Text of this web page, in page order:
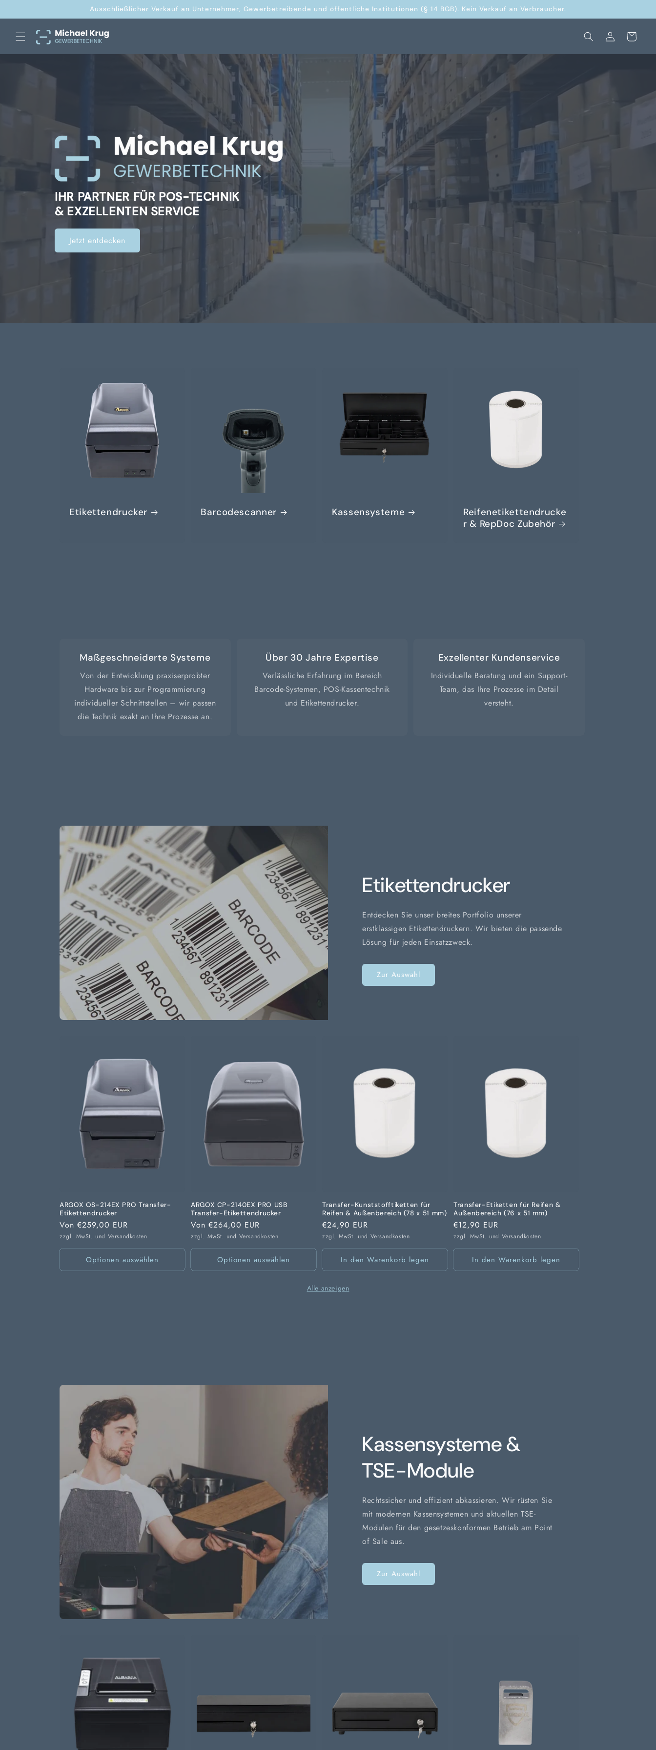
Inhalt
Ausschließlicher Verkauf an Unternehmer, Gewerbetreibende und öffentliche Institutionen (§ 14 BGB). Kein Verkauf an Verbraucher.
EinloggenWarenkorb
IHR PARTNER FÜR POS-TECHNIK
& EXZELLENTEN SERVICE
Jetzt entdecken
Etikettendrucker Barcodescanner Kassensysteme
Reifenetikettendrucke
r & RepDoc Zubehör
Maßgeschneiderte Systeme
Von der Entwicklung praxiserprobter
Hardware bis zur Programmierung
individueller Schnittstellen – wir passen
die Technik exakt an Ihre Prozesse an.
Über 30 Jahre Expertise
Verlässliche Erfahrung im Bereich
Barcode-Systemen, POS-Kassentechnik
und Etikettendrucker.
Exzellenter Kundenservice
Individuelle Beratung und ein Support-
Team, das Ihre Prozesse im Detail
versteht.
Etikettendrucker
Entdecken Sie unser breites Portfolio unserer
erstklassigen Etikettendruckern. Wir bieten die passende
Lösung für jeden Einsatzzweck.
Zur Auswahl
ARGOX OS-214EX PRO Transfer-
Etikettendrucker
Normaler
Preis
Von €259,00 EUR
zzgl. MwSt. und Versandkosten
Optionen auswählen
ARGOX CP-2140EX PRO USB
Transfer-Etikettendrucker
Normaler
Preis
Von €264,00 EUR
zzgl. MwSt. und Versandkosten
Optionen auswählen
Transfer-Kunststofftiketten für
Reifen & Außenbereich (78 x 51 mm)
Normaler
Preis
€24,90 EUR
zzgl. MwSt. und Versandkosten
In den Warenkorb legen
Transfer-Etiketten für Reifen &
Außenbereich (76 x 51 mm)
Normaler
Preis
€12,90 EUR
zzgl. MwSt. und Versandkosten
In den Warenkorb legen
Alle anzeigen
Kassensysteme &
TSE-Module
Rechtssicher und effizient abkassieren. Wir rüsten Sie
mit modernen Kassensystemen und aktuellen TSE-
Modulen für den gesetzeskonformen Betrieb am Point
of Sale aus.
Zur Auswahl